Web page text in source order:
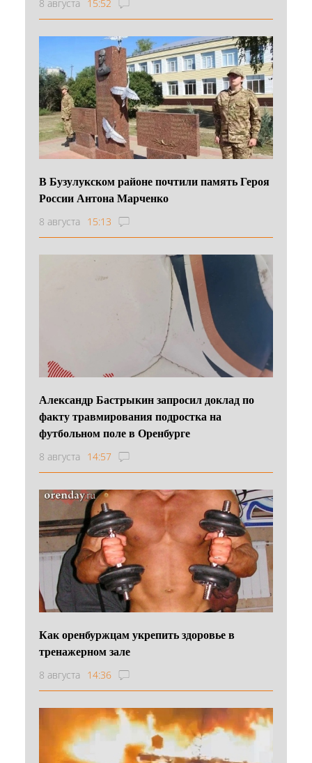
8 августа 15:52
В Бузулукском районе почтили память Героя
России Антона Марченко
8 августа 15:13
Александр Бастрыкин запросил доклад по
факту травмирования подростка на
футбольном поле в Оренбурге
8 августа 14:57
Как оренбуржцам укрепить здоровье в
тренажерном зале
8 августа 14:36